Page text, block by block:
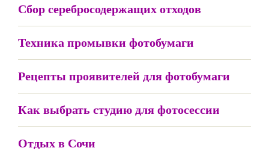
Сбор серебросодержащих отходов
Техника промывки фотобумаги
Рецепты проявителей для фотобумаги
Как выбрать студию для фотосессии
Отдых в Сочи